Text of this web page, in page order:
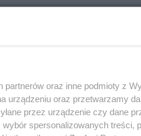
o następujących
179,7 cm, wysokość 156,7 cm,
partnerów oraz inne podmioty z
urządzeniu oraz przetwarzamy
przez urządzenie czy dane
spersonalizowanych treści,